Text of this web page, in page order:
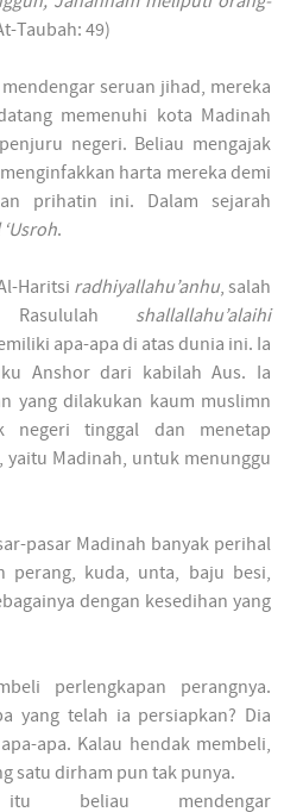
Taubah: 49)
seruan jihad, mereka
memenuhi kota Madinah
negeri. Beliau mengajak
harta mereka demi
prihatin ini. Dalam sejarah
.
Haritsi radhiyallahu’anhu, salah
Rasululah shallallahu’alaihi
apa-apa di atas dunia ini. Ia
Anshor dari kabilah Aus. Ia
yang dilakukan kaum muslimn
negeri tinggal dan menetap
Madinah, untuk menunggu
pasar Madinah banyak perihal
perang, kuda, unta, baju besi,
dengan kesedihan yang
perlengkapan perangnya.
yang telah ia persiapkan? Dia
apa. Kalau hendak membeli,
satu dirham pun tak punya.
beliau mendengar